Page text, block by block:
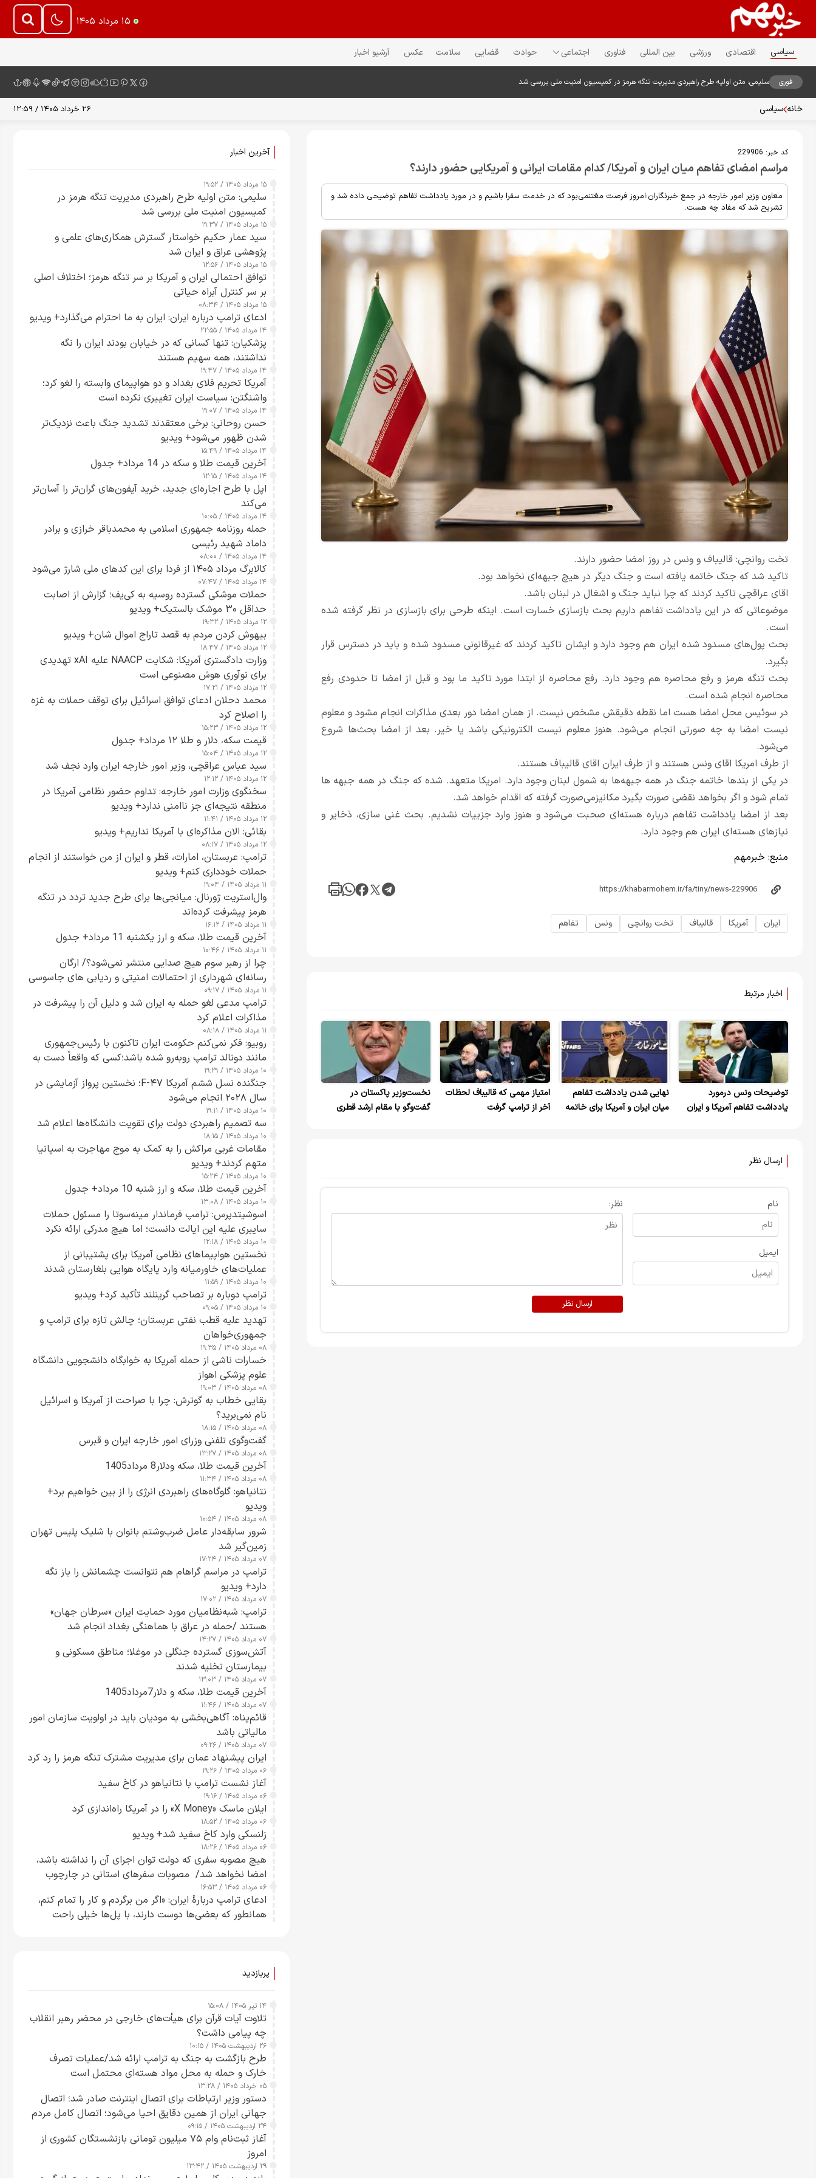
۱۵ مرداد ۱۴۰۵
سیاسی اقتصادی ورزشی بین المللی فناوری اجتماعی حوادث قضایی سلامت عکس آرشیو اخبار
فوری سلیمی: متن اولیه طرح راهبردی مدیریت تنگه هرمز در کمیسیون امنیت ملی بررسی شد
خانه سیاسی ۲۶ خرداد ۱۴۰۵ / ۱۲:۵۹
کد خبر: 229906
مراسم امضای تفاهم میان ایران و آمریکا/ کدام مقامات ایرانی و آمریکایی حضور دارند؟
معاون وزیر امور خارجه در جمع خبرنگاران:امروز فرصت مغتنمی‌بود که در خدمت سفرا باشیم و در مورد یادداشت تفاهم توضیحی داده شد و
تشریح شد که مفاد چه هست.
تخت روانچی: قالیباف و ونس در روز امضا حضور دارند.
تاکید شد که جنگ خاتمه یافته است و جنگ دیگر در هیچ جبهه‌ای نخواهد بود.
اقای عراقچی تاکید کردند که چرا نباید جنگ و اشغال در لبنان باشد.
موضوعاتی که در این یادداشت تفاهم داریم بحث بازسازی خسارت است. اینکه طرحی برای بازسازی در نظر گرفته شده
است.
بحث پول‌های مسدود شده ایران هم وجود دارد و ایشان تاکید کردند که غیرقانونی مسدود شده و باید در دسترس قرار
بگیرد.
بحث تنگه هرمز و رفع محاصره هم وجود دارد. رفع محاصره از ابتدا مورد تاکید ما بود و قبل از امضا تا حدودی رفع
محاصره انجام شده است.
در سوئیس محل امضا هست اما نقطه دقیقش مشخص نیست. از همان امضا دور بعدی مذاکرات انجام مشود و معلوم
نیست امضا به چه صورتی انجام می‌شود. هنوز معلوم نیست الکترونیکی باشد یا خیر. بعد از امضا بحث‌ها شروع
می‌شود.
از طرف امریکا اقای ونس هستند و از طرف ایران اقای قالیباف هستند.
در یکی از بندها خاتمه جنگ در همه جبهه‌ها به شمول لبنان وجود دارد. امریکا متعهد. شده که جنگ در همه جبهه ‌ها
تمام شود و اگر بخواهد نقضی صورت بگیرد مکانیزمی‌صورت گرفته که اقدام خواهد شد.
بعد از امضا یادداشت تفاهم درباره هسته‌ای صحبت می‌شود و هنوز وارد جزییات نشدیم. بحث غنی سازی، ذخایر و
نیازهای هسته‌ای ایران هم وجود دارد.
منبع: خبر‌مهم
ایران آمریکا قالیباف تخت روانچی ونس تفاهم
اخبار مرتبط
توضیحات ونس درمورد
یادداشت تفاهم آمریکا و ایران
نهایی شدن یادداشت تفاهم
میان ایران و آمریکا برای خاتمه
امتیاز مهمی که قالیباف لحظات
آخر از ترامپ گرفت
نخست‌وزیر پاکستان در
گفت‌وگو با مقام ارشد قطری
ارسال نظر
نام
ایمیل
نظر:
ارسال نظر
آخرین اخبار
۱۵ مرداد ۱۴۰۵ / ۱۹:۵۲
سلیمی: متن اولیه طرح راهبردی مدیریت تنگه هرمز در
کمیسیون امنیت ملی بررسی شد
۱۵ مرداد ۱۴۰۵ / ۱۹:۳۷
سید عمار حکیم خواستار گسترش همکاری‌های علمی و
پژوهشی عراق و ایران شد
۱۵ مرداد ۱۴۰۵ / ۱۲:۵۶
توافق احتمالی ایران و آمریکا بر سر تنگه هرمز؛ اختلاف اصلی
بر سر کنترل آبراه حیاتی
۱۵ مرداد ۱۴۰۵ / ۰۸:۳۴
ادعای ترامپ درباره ایران: ایران به ما احترام می‌گذارد+ ویدیو
۱۴ مرداد ۱۴۰۵ / ۲۲:۵۵
پزشکیان: تنها کسانی که در خیابان بودند ایران را نگه
نداشتند، همه سهیم هستند
۱۴ مرداد ۱۴۰۵ / ۱۹:۴۷
آمریکا تحریم فلای بغداد و دو هواپیمای وابسته را لغو کرد؛
واشنگتن: سیاست ایران تغییری نکرده است
۱۴ مرداد ۱۴۰۵ / ۱۹:۰۷
حسن روحانی: برخی معتقدند تشدید جنگ باعث نزدیک‌تر
شدن ظهور می‌شود+ ویدیو
۱۴ مرداد ۱۴۰۵ / ۱۵:۴۹
آخرین قیمت طلا و سکه در 14 مرداد+ جدول
۱۴ مرداد ۱۴۰۵ / ۱۲:۱۵
اپل با طرح اجاره‌ای جدید، خرید آیفون‌های گران‌تر را آسان‌تر
می‌کند
۱۴ مرداد ۱۴۰۵ / ۱۰:۰۵
حمله روزنامه جمهوری اسلامی به محمدباقر خرازی و برادر
داماد شهید رئیسی
۱۴ مرداد ۱۴۰۵ / ۰۸:۰۰
کالابرگ مرداد ۱۴۰۵ از فردا برای این کدهای ملی شارژ می‌شود
۱۴ مرداد ۱۴۰۵ / ۰۷:۴۷
حملات موشکی گسترده روسیه به کی‌یف؛ گزارش از اصابت
حداقل ۳۰ موشک بالستیک+ ویدیو
۱۲ مرداد ۱۴۰۵ / ۱۹:۳۲
بیهوش کردن مردم به قصد تاراج اموال شان+ ویدیو
۱۲ مرداد ۱۴۰۵ / ۱۸:۴۷
وزارت دادگستری آمریکا: شکایت NAACP علیه xAI تهدیدی
برای نوآوری هوش مصنوعی است
۱۲ مرداد ۱۴۰۵ / ۱۷:۲۱
محمد دحلان ادعای توافق اسرائیل برای توقف حملات به غزه
را اصلاح کرد
۱۲ مرداد ۱۴۰۵ / ۱۵:۲۳
قیمت سکه، دلار و طلا ۱۲ مرداد+ جدول
۱۲ مرداد ۱۴۰۵ / ۱۵:۰۴
سید عباس عراقچی، وزیر امور خارجه ایران وارد نجف شد
۱۲ مرداد ۱۴۰۵ / ۱۲:۱۲
سخنگوی وزارت امور خارجه: تداوم حضور نظامی آمریکا در
منطقه نتیجه‌ای جز ناامنی ندارد+ ویدیو
۱۲ مرداد ۱۴۰۵ / ۱۱:۴۱
بقائی: الان مذاکره‌ای با آمریکا نداریم+ ویدیو
۱۲ مرداد ۱۴۰۵ / ۰۸:۱۷
ترامپ: عربستان، امارات، قطر و ایران از من خواستند از انجام
حملات خودداری کنم+ ویدیو
۱۱ مرداد ۱۴۰۵ / ۱۹:۰۴
وال‌استریت ژورنال: میانجی‌ها برای طرح جدید تردد در تنگه
هرمز پیشرفت کرده‌اند
۱۱ مرداد ۱۴۰۵ / ۱۶:۱۲
آخرین قیمت طلا، سکه و ارز یکشنبه 11 مرداد+ جدول
۱۱ مرداد ۱۴۰۵ / ۱۰:۴۶
چرا از رهبر سوم هیچ صدایی منتشر نمی‌شود؟/ ارگان
رسانه‌ای شهرداری از احتمالات امنیتی و ردیابی های جاسوسی
گفت
۱۱ مرداد ۱۴۰۵ / ۰۹:۱۷
ترامپ مدعی لغو حمله به ایران شد و دلیل آن را پیشرفت در
مذاکرات اعلام کرد
۱۱ مرداد ۱۴۰۵ / ۰۸:۱۸
روبیو: فکر نمی‌کنم حکومت ایران تاکنون با رئیس‌جمهوری
مانند دونالد ترامپ روبه‌رو شده باشد؛کسی که واقعاً دست به
اقدام می‌زند
۱۰ مرداد ۱۴۰۵ / ۱۹:۲۹
جنگنده نسل ششم آمریکا F-۴۷؛ نخستین پرواز آزمایشی در
سال ۲۰۲۸ انجام می‌شود
۱۰ مرداد ۱۴۰۵ / ۱۹:۱۱
سه تصمیم راهبردی دولت برای تقویت دانشگاه‌ها اعلام شد
۱۰ مرداد ۱۴۰۵ / ۱۸:۱۵
مقامات غربی مراکش را به کمک به موج مهاجرت به اسپانیا
متهم کردند+ ویدیو
۱۰ مرداد ۱۴۰۵ / ۱۵:۲۴
آخرین قیمت طلا، سکه و ارز شنبه 10 مرداد+ جدول
۱۰ مرداد ۱۴۰۵ / ۱۳:۰۸
اسوشیتدپرس: ترامپ فرماندار مینه‌سوتا را مسئول حملات
سایبری علیه این ایالت دانست؛ اما هیچ مدرکی ارائه نکرد
۱۰ مرداد ۱۴۰۵ / ۱۲:۱۸
نخستین هواپیماهای نظامی آمریکا برای پشتیبانی از
عملیات‌های خاورمیانه وارد پایگاه هوایی بلغارستان شدند
۱۰ مرداد ۱۴۰۵ / ۱۱:۵۹
ترامپ دوباره بر تصاحب گرینلند تأکید کرد+ ویدیو
۱۰ مرداد ۱۴۰۵ / ۰۹:۰۵
تهدید علیه قطب نفتی عربستان؛ چالش تازه برای ترامپ و
جمهوری‌خواهان
۰۸ مرداد ۱۴۰۵ / ۱۹:۳۵
خسارات ناشی از حمله آمریکا به خوابگاه دانشجویی دانشگاه
علوم پزشکی اهواز
۰۸ مرداد ۱۴۰۵ / ۱۹:۰۳
بقایی خطاب به گوترش: چرا با صراحت از آمریکا و اسرائیل
نام نمی‌برید؟
۰۸ مرداد ۱۴۰۵ / ۱۸:۱۵
گفت‌وگوی تلفنی وزرای امور خارجه ایران و قبرس
۰۸ مرداد ۱۴۰۵ / ۱۳:۲۷
آخرین قیمت طلا، سکه ودلار8 مرداد1405
۰۸ مرداد ۱۴۰۵ / ۱۱:۳۴
نتانیاهو: گلوگاه‌های راهبردی انرژی را از بین خواهیم برد+
ویدیو
۰۸ مرداد ۱۴۰۵ / ۱۰:۵۴
شرور سابقه‌دار عامل ضرب‌وشتم بانوان با شلیک پلیس تهران
زمین‌گیر شد
۰۷ مرداد ۱۴۰۵ / ۱۷:۲۴
ترامپ در مراسم گراهام هم نتوانست چشمانش را باز نگه
دارد+ ویدیو
۰۷ مرداد ۱۴۰۵ / ۱۷:۰۲
ترامپ: شبه‌نظامیان مورد حمایت ایران «سرطان جهان»
هستند /حمله در عراق با هماهنگی بغداد انجام شد
۰۷ مرداد ۱۴۰۵ / ۱۴:۲۷
آتش‌سوزی گسترده جنگلی در موغلا؛ مناطق مسکونی و
بیمارستان تخلیه شدند
۰۷ مرداد ۱۴۰۵ / ۱۳:۰۳
آخرین قیمت طلا، سکه و دلار7مرداد1405
۰۷ مرداد ۱۴۰۵ / ۱۱:۴۶
قائم‌پناه: آگاهی‌بخشی به مودیان باید در اولویت سازمان امور
مالیاتی باشد
۰۷ مرداد ۱۴۰۵ / ۰۹:۲۶
ایران پیشنهاد عمان برای مدیریت مشترک تنگه هرمز را رد کرد
۰۶ مرداد ۱۴۰۵ / ۱۹:۲۶
آغاز نشست ترامپ با نتانیاهو در کاخ سفید
۰۶ مرداد ۱۴۰۵ / ۱۹:۱۶
ایلان ماسک «X Money» را در آمریکا راه‌اندازی کرد
۰۶ مرداد ۱۴۰۵ / ۱۸:۵۲
زلنسکی وارد کاخ سفید شد+ ویدیو
۰۶ مرداد ۱۴۰۵ / ۱۸:۲۶
هیچ مصوبه سفری که دولت توان اجرای آن را نداشته باشد،
امضا نخواهد شد/ مصوبات سفرهای استانی در چارچوب
قانون بودجه است+ عکس
۰۶ مرداد ۱۴۰۵ / ۱۶:۵۳
ادعای ترامپ دربارهٔ ایران: «اگر من برگردم و کار را تمام کنم،
همانطور که بعضی‌ها دوست دارند، با پل‌ها خیلی راحت
پربازدید
۱۴ تیر ۱۴۰۵ / ۱۵:۰۸
تلاوت آیات قرآن برای هیأت‌های خارجی در محضر رهبر انقلاب
چه پیامی داشت؟
۲۶ اردیبهشت ۱۴۰۵ / ۱۰:۱۵
طرح‌ بازگشت به جنگ به ترامپ ارائه شد/عملیات تصرف
خارک و حمله به محل مواد هسته‌ای محتمل است
۰۵ خرداد ۱۴۰۵ / ۱۳:۲۸
دستور وزیر ارتباطات برای اتصال اینترنت صادر شد؛ اتصال
جهانی ایران از همین دقایق احیا می‌شود؛ اتصال کامل مردم
تا ۲۴ ساعت آینده
۲۴ اردیبهشت ۱۴۰۵ / ۰۹:۱۵
آغاز ثبت‌نام وام ۷۵ میلیون تومانی بازنشستگان کشوری از
امروز
۲۹ اردیبهشت ۱۴۰۵ / ۱۳:۴۲